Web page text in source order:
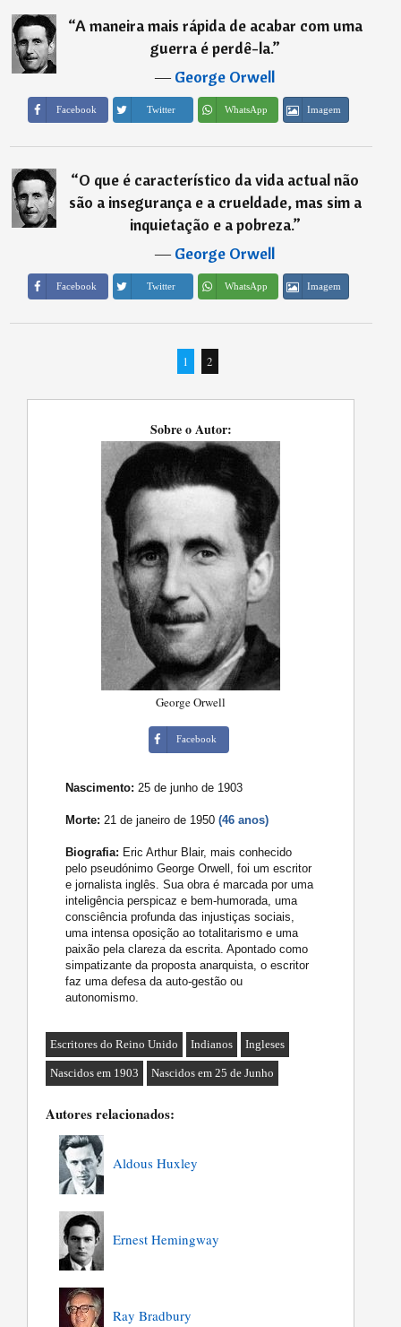
“A maneira mais rápida de acabar com uma
guerra é perdê-la.”
―George Orwell
Facebook Twitter WhatsApp Imagem
“O que é característico da vida actual não
são a insegurança e a crueldade, mas sim a
inquietação e a pobreza.”
―George Orwell
Facebook Twitter WhatsApp Imagem
1 2
Sobre o Autor:
George Orwell
Facebook
Nascimento: 25 de junho de 1903
Morte: 21 de janeiro de 1950(46 anos)
Biografia: Eric Arthur Blair, mais conhecido
pelo pseudónimo George Orwell, foi um escritor
e jornalista inglês. Sua obra é marcada por uma
inteligência perspicaz e bem-humorada, uma
consciência profunda das injustiças sociais,
uma intensa oposição ao totalitarismo e uma
paixão pela clareza da escrita. Apontado como
simpatizante da proposta anarquista, o escritor
faz uma defesa da auto-gestão ou
autonomismo.
Escritores do Reino Unido Indianos Ingleses
Nascidos em 1903 Nascidos em 25 de Junho
Autores relacionados:
Aldous Huxley
Ernest Hemingway
Ray Bradbury